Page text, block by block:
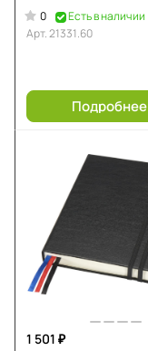
0
Есть в наличии
Арт.21331.60
Подробнее
1 501 ₽